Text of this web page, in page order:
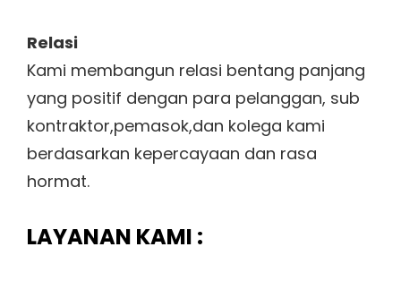
Relasi
Kami membangun relasi bentang panjang
yang positif dengan para pelanggan, sub
kontraktor,pemasok,dan kolega kami
berdasarkan kepercayaan dan rasa
hormat.
LAYANAN KAMI :